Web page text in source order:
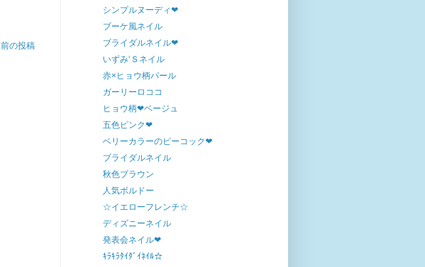
前の投稿
シンプルヌーディ❤
ブーケ風ネイル
ブライダルネイル❤
いずみ‘Ｓネイル
赤×ヒョウ柄パール
ガーリーロココ
ヒョウ柄❤ベージュ
五色ピンク❤
ベリーカラーのピーコック❤
ブライダルネイル
秋色ブラウン
人気ボルドー
☆イエローフレンチ☆
ディズニーネイル
発表会ネイル❤
ｷﾗｷﾗﾀｲﾀﾞｲﾈｲﾙ☆